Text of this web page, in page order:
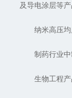
及导电涂层等产
纳米高压均
制药行业中制
生物工程产